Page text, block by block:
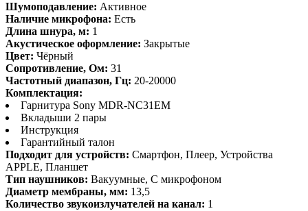
Шумоподавление: Активное
Наличие микрофона: Есть
Длина шнура, м: 1
Акустическое оформление: Закрытые
Цвет: Чёрный
Сопротивление, Ом: 31
Частотный диапазон, Гц: 20-20000
Комплектация:
Гарнитура Sony MDR-NC31EM
Вкладыши 2 пары
Инструкция
Гарантийный талон
Подходит для устройств: Смартфон, Плеер, Устройства
APPLE, Планшет
Тип наушников: Вакуумные, С микрофоном
Диаметр мембраны, мм: 13,5
Количество звукоизлучателей на канал: 1